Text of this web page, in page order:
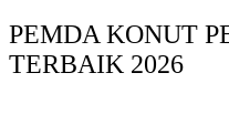
PEMDA KONUT
TERBAIK 2026